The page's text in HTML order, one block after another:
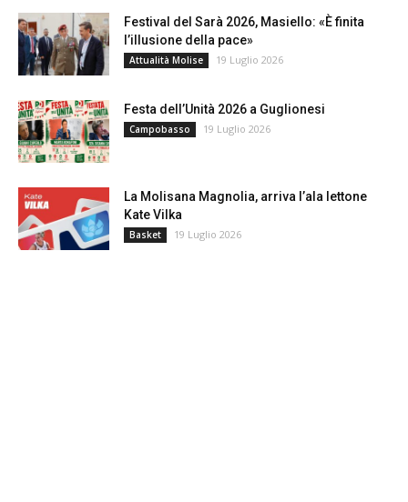
Festival del Sarà 2026, Masiello: «È finita
l’illusione della pace»
Attualità Molise 19 Luglio 2026
Festa dell’Unità 2026 a Guglionesi
Campobasso 19 Luglio 2026
La Molisana Magnolia, arriva l’ala lettone
Kate Vilka
Basket 19 Luglio 2026